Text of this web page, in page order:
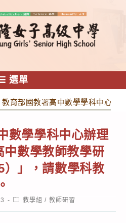
選單
教育部國教署高中數學學科中心辦
數學學科中心辦理
中數學教師教學研
）」，請數學科教
Post教學組 / 教師研習